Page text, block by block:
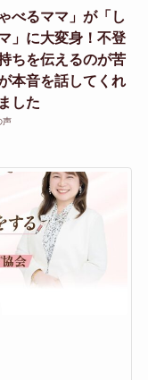
べるママ」が「し
」に大変身！不登
ちを伝えるのが苦
本音を話してくれ
した
声